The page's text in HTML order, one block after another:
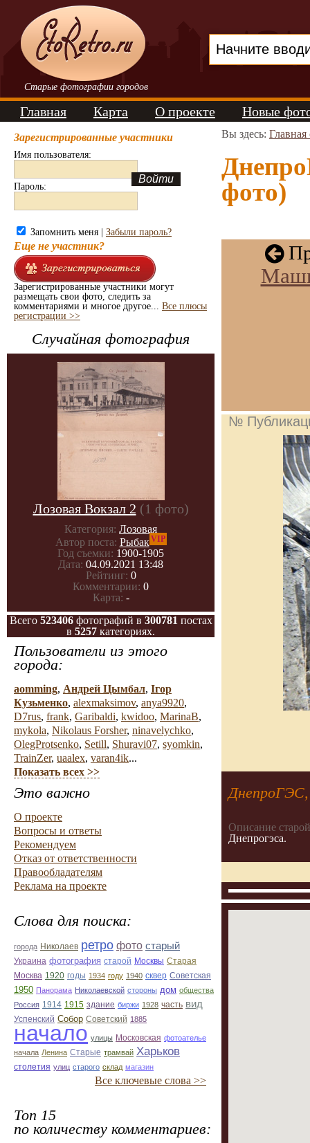
Старые фотографии городов
Главная Карта О проекте Новые
Зарегистрированные участники
Имя пользователя:
Пароль:
Запомнить меня | Забыли пароль?
Еще не участник?
Зарегистрированные участники могут
размещать свои фото, следить за
комментариями и многое другое... Все плюсы
регистрации >>
Случайная фотография
Лозовая Вокзал 2 (1 фото)
Категория: Лозовая
Автор поста: РыбакVIP
Год съемки: 1900-1905
Дата: 04.09.2021 13:48
Рейтинг: 0
Комментарии: 0
Карта: -
Всего 523406фотографий в 300781 постах
в 5257 категориях.
Пользователи из этого
города:
aomming, Андрей Цымбал, Ігор
Кузьменко, alexmaksimov, anya9920,
D7rus, frank, Garibaldi, kwidoo, MarinaB,
mykola, Nikolaus Forsher, ninavelychko,
OlegProtsenko, Setill, Shuravi07, syomkin,
TrainZer, uaalex, varan4ik...
Показать всех >>
Это важно
О проекте
Вопросы и ответы
Рекомендуем
Отказ от ответственности
Правообладателям
Реклама на проекте
Слова для поиска:
города Николаев ретро фото старый
Украина фотография старой Москвы Старая
Москва 1920 годы 1934 году 1940 сквер Советская
1950 Панорама Николаевской стороны дом общества
Россия 1914 1915 здание биржи 1928 часть вид
Успенский Собор Советский 1885
начало улицы Московская фотоателье
начала Ленина Старые трамвай Харьков
столетия улиц старого склад магазин
Все ключевые слова >>
Топ 15
по количеству комментариев:
Вы здесь: Главная
фото)
№
Описание
Днепрогэса.